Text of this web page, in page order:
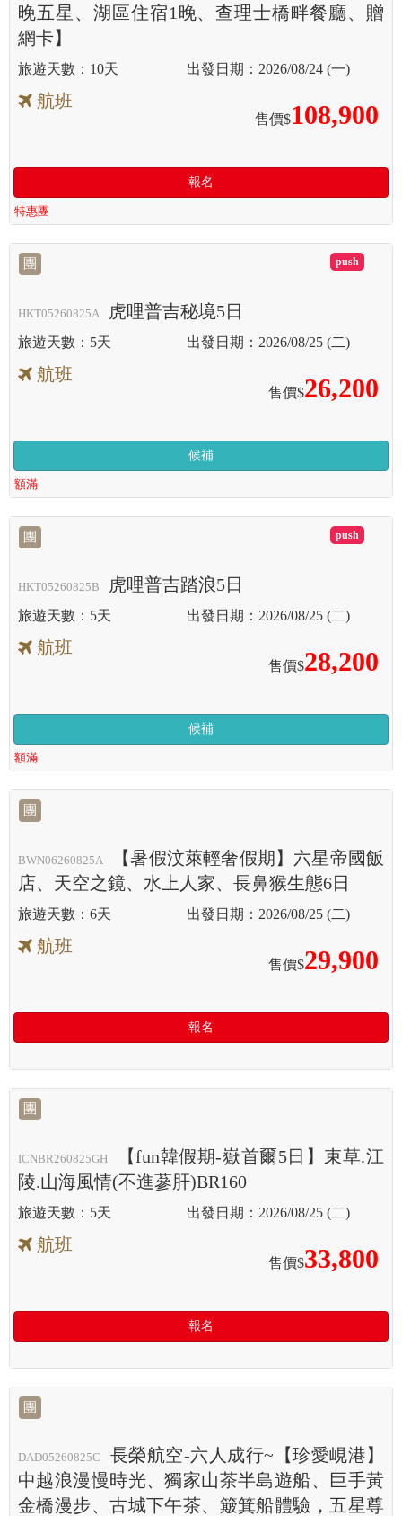
晚五星、湖區住宿1晚、查理士橋畔餐廳、贈
網卡】
10天 2026/08/24 (一)
航班
售價$108,900
報名
特惠團
團
HKT05260825A 虎哩普吉秘境5日
滿
5天 2026/08/25 (二)
航班
售價$26,200
候補
額滿
團
HKT05260825B 虎哩普吉踏浪5日
滿
5天 2026/08/25 (二)
航班
售價$28,200
候補
額滿
團
BWN06260825A
【暑假汶萊輕奢假期】六星帝國飯
店、天空之鏡、水上人家、長鼻猴生態6日
6天 2026/08/25 (二)
航班
售價$29,900
報名
團
ICNBR260825GH
【fun韓假期-嶽首爾5日】束草.江
陵.山海風情(不進蔘肝)BR160
5天 2026/08/25 (二)
航班
售價$33,800
報名
團
DAD05260825C
長榮航空-六人成行~【珍愛峴港】
中越浪漫慢時光、獨家山茶半島遊船、巨手黃
金橋漫步、古城下午茶、簸箕船體驗，五星尊